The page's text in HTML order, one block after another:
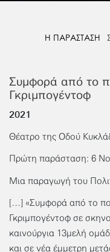
Η ΠΑΡΑΣΤΑΣΗ
Συμφορά από το
Γκριμπογέντοφ
2021
Θέατρο της Οδού
Πρώτη παράσταση: 6
Μια παραγωγή του
[…] «Συμφορά από το
Γκριμπογέντοφ σε
καινούργια 13μελή
και σε νέα έμμετρη